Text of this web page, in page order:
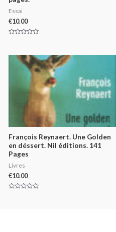
Essai
€10.00
of
François Reynaert. Une Golden
en déssert. Nil éditions. 141
Pages
Livres
€10.00